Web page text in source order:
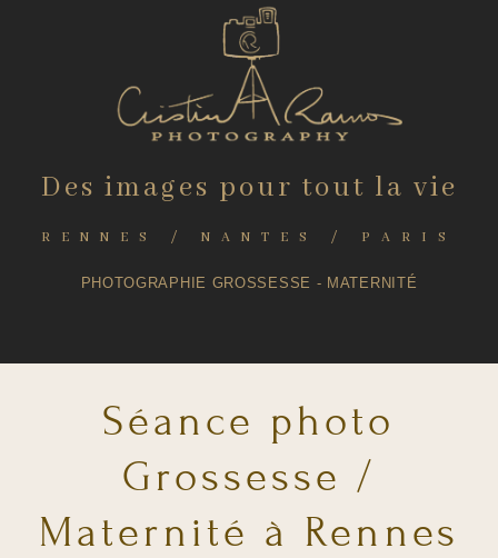
Des images pour tout la vie
RENNES / NANTES / PARIS
PHOTOGRAPHIE GROSSESSE - MATERNITÉ
Séance photo
Grossesse /
Maternité à Rennes